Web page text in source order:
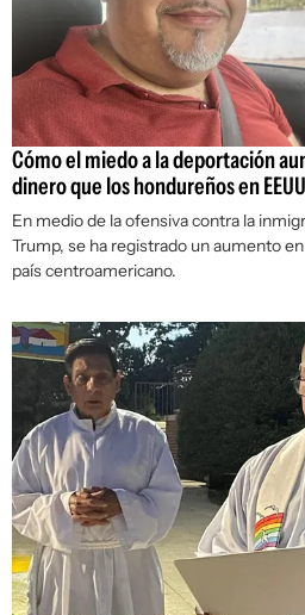
Cómo el miedo a la deportación
dinero que los hondureños en
En medio de la ofensiva contra la
Trump, se ha registrado un aumento
país centroamericano.